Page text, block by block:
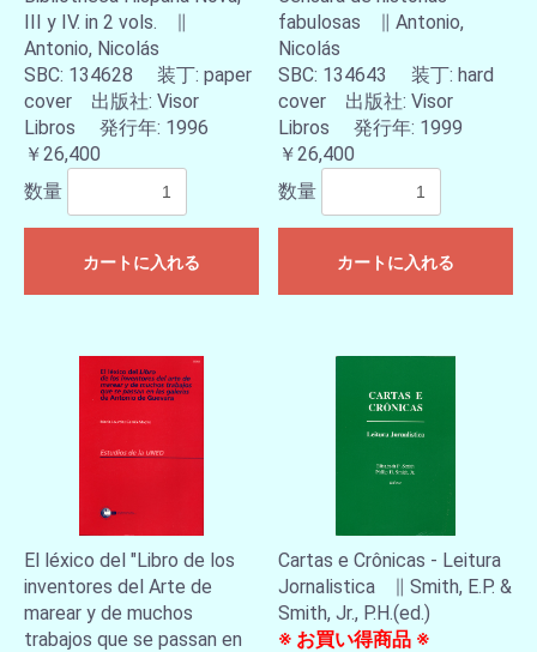
III y IV. in 2 vols. ∥
Antonio, Nicolás
SBC: 134628 装丁: paper
cover 出版社: Visor
Libros 発行年: 1996
￥26,400
数量
カートに入れる
fabulosas ∥ Antonio,
Nicolás
SBC: 134643 装丁: hard
cover 出版社: Visor
Libros 発行年: 1999
￥26,400
数量
カートに入れる
El léxico del "Libro de los
inventores del Arte de
marear y de muchos
trabajos que se passan en
Cartas e Crônicas - Leitura
Jornalistica ∥ Smith, E.P. &
Smith, Jr., P.H.(ed.)
※ お買い得商品 ※